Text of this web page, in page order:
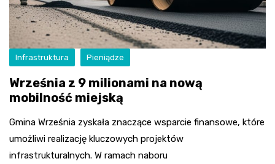
Infrastruktura Pieniądze
Września z 9 milionami na nową
mobilność miejską
Gmina Września zyskała znaczące wsparcie finansowe, które
umożliwi realizację kluczowych projektów
infrastrukturalnych. W ramach naboru